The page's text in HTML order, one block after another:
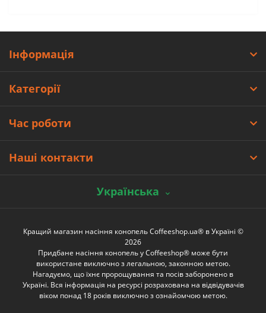
Інформація
Категорії
Час роботи
Наші контакти
Українська
Кращий магазин насіння конопель Coffeeshop.ua® в Україні ©
2026
Придбане насіння конопель у Coffeeshop® може бути
використане виключно з легальною, законною метою.
Нагадуємо, що їхнє пророщування та посів заборонено в
Україні. Вся інформація на ресурсі розрахована на відвідувачів
віком понад 18 років виключно з ознайомчою метою.